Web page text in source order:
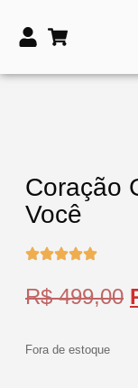
Coração
Você
R$499,00
Fora de estoque